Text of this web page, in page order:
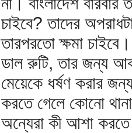
চাইবে? তাদের
তারপরতো ক্ষমা
ডাল রুটি, তার জন্য
মেয়েকে ধর্ষণ করার
করতে গেলে কোনো
অন্যেরা কী আশা করতে